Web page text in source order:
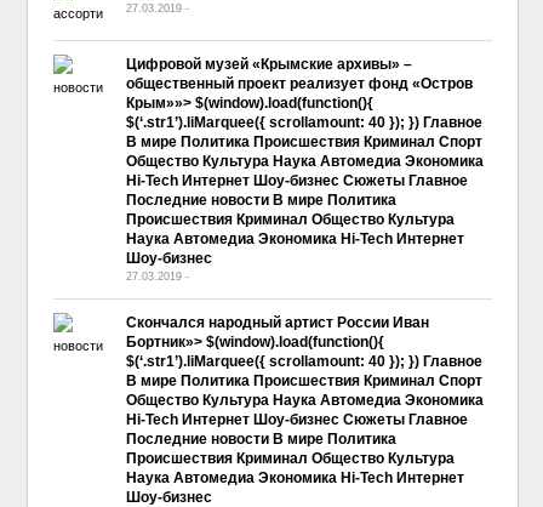
27.03.2019 -
Цифровой музей «Крымские архивы» –
общественный проект реализует фонд «Остров
Крым»»> $(window).load(function(){
$(‘.str1’).liMarquee({ scrollamount: 40 }); }) Главное
В мире Политика Происшествия Криминал Спорт
Общество Культура Наука Автомедиа Экономика
Hi-Tech Интернет Шоу-бизнес Сюжеты Главное
Последние новости В мире Политика
Происшествия Криминал Общество Культура
Наука Автомедиа Экономика Hi-Tech Интернет
Шоу-бизнес
27.03.2019 -
Скончался народный артист России Иван
Бортник»> $(window).load(function(){
$(‘.str1’).liMarquee({ scrollamount: 40 }); }) Главное
В мире Политика Происшествия Криминал Спорт
Общество Культура Наука Автомедиа Экономика
Hi-Tech Интернет Шоу-бизнес Сюжеты Главное
Последние новости В мире Политика
Происшествия Криминал Общество Культура
Наука Автомедиа Экономика Hi-Tech Интернет
Шоу-бизнес